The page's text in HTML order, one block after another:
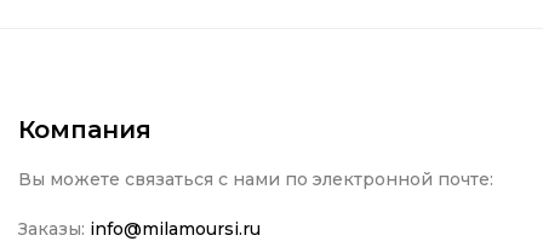
Компания
Вы можете связаться с нами по электронной почте:
Заказы: info@milamoursi.ru